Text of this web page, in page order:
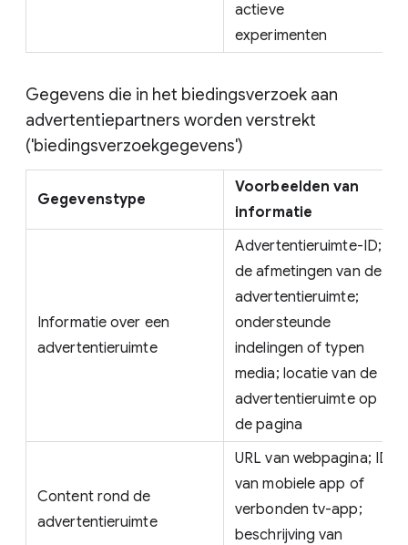
actieve
experimenten
Gegevens die in het biedingsverzoek aan
advertentiepartners worden verstrekt
('biedingsverzoekgegevens')
Gegevenstype
Voorbeelden van
informatie
Informatie over een
advertentieruimte
Advertentieruimte-ID;
de afmetingen van de
advertentieruimte;
ondersteunde
indelingen of typen
media; locatie van de
advertentieruimte op
de pagina
Content rond de
advertentieruimte
URL van webpagina; ID
van mobiele app of
verbonden tv-app;
beschrijving van